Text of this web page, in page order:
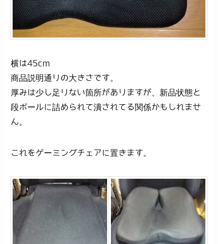
横は45cm
商品説明通りの大きさです。
厚みは少し足りない箇所がありますが、新品状態と
段ボールに詰められて潰されてる関係かもしれませ
ん。
これをゲーミングチェアに置きます。